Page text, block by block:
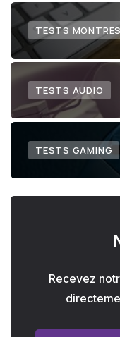
TESTS
TESTS AUDIO
TESTS GAMING
Recevez